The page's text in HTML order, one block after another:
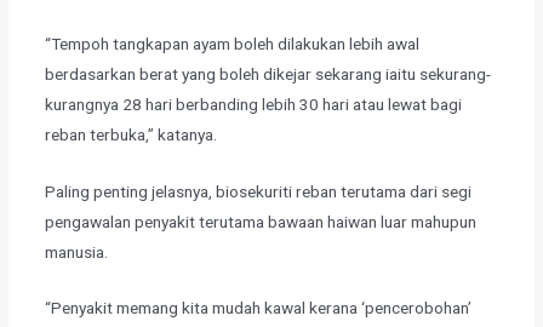
“Tempoh tangkapan ayam boleh dilakukan lebih awal
berdasarkan berat yang boleh dikejar sekarang iaitu sekurang-
kurangnya 28 hari berbanding lebih 30 hari atau lewat bagi
reban terbuka,” katanya.
Paling penting jelasnya, biosekuriti reban terutama dari segi
pengawalan penyakit terutama bawaan haiwan luar mahupun
manusia.
“Penyakit memang kita mudah kawal kerana ‘pencerobohan’